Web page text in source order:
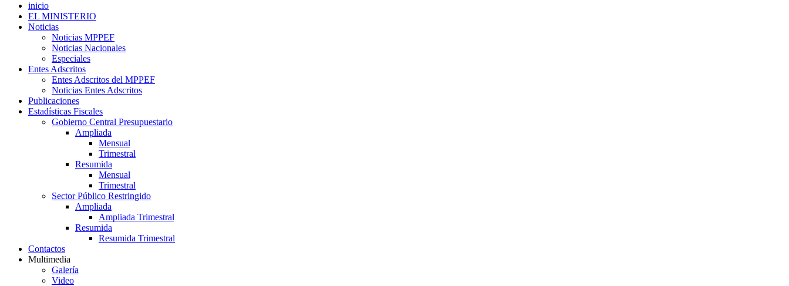
inicio
EL MINISTERIO
Noticias
Noticias MPPEF
Noticias Nacionales
Especiales
Entes Adscritos
Entes Adscritos del MPPEF
Noticias Entes Adscritos
Publicaciones
Estadísticas Fiscales
Gobierno Central Presupuestario
Ampliada
Mensual
Trimestral
Resumida
Mensual
Trimestral
Sector Público Restringido
Ampliada
Ampliada Trimestral
Resumida
Resumida Trimestral
Contactos
Multimedia
Galería
Video